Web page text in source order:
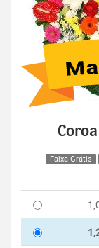
Faixa Grátis